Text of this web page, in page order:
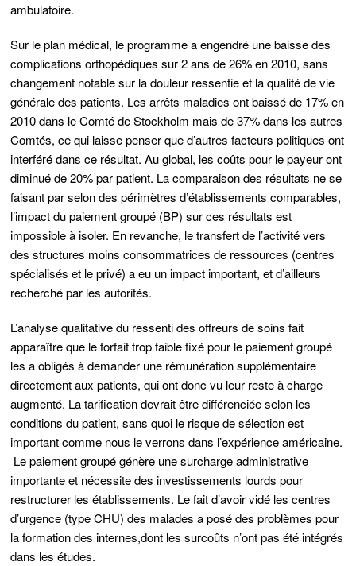
ambulatoire.
Sur le plan médical, le programme a engendré une baisse des
complications orthopédiques sur 2 ans de 26% en 2010, sans
changement notable sur la douleur ressentie et la qualité de vie
générale des patients. Les arrêts maladies ont baissé de 17% en
2010 dans le Comté de Stockholm mais de 37% dans les autres
Comtés,ce qui laisse penser que d’autres facteurs politiques ont
interféré dans ce résultat.Au global, les coûts pour le payeur ont
diminué de 20% par patient. La comparaison des résultats ne se
faisant par selon des périmètres d’établissements comparables,
l’impact du paiement groupé (BP) sur ces résultats est
impossible à isoler. En revanche, le transfert de l’activité vers
des structures moins consommatrices de ressources (centres
spécialisés et le privé) a eu un impact important, et d’ailleurs
recherché par les autorités.
L’analyse qualitative du ressenti des offreurs de soins fait
apparaître que le forfait trop faible fixé pour le paiement groupé
les aobligés à demander une rémunération supplémentaire
directement aux patients,qui ont donc vu leur reste à charge
augmenté. La tarification devrait être différenciée selon les
conditions du patient, sans quoi le risque de sélection est
important comme nous le verrons dans l’expérience américaine.
Le paiement groupé génère une surcharge administrative
importante et nécessite des investissements lourds pour
restructurer les établissements. Le fait d’avoirvidé les centres
d’urgence (type CHU) des malades a posé des problèmes pour
la formation des internes,dont les surcoûts n’ont pas été intégrés
dans les études.